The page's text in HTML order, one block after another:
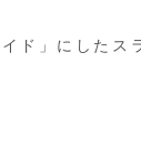
ド」にしたス